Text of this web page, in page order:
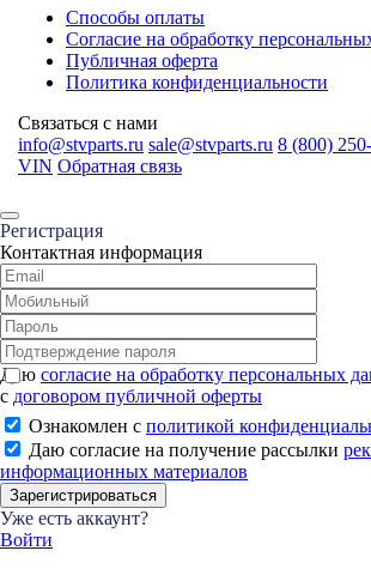
Способы оплаты
Согласие на обработку
Публичная оферта
Политика конфиденциальности
Связаться с нами
info@stvparts.ru sale@stvparts.ru 8 (800)
VIN Обратная связь
Регистрация
Контактная информация
Даю согласие на обработку персональных
с договором публичной оферты
Ознакомлен с политикой
Даю согласие на получение рассылки
информационных материалов
Зарегистрироваться
Уже есть аккаунт?
Войти